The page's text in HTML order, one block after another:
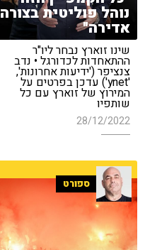
נוהל פוליטית בצורה
אדירה"
שינו זוארץ נבחר ליו"ר
ההתאחדות לכדורגל • נדב
צנציפר ('ידיעות אחרונות',
'ynet') עדכן בפרטים על
המירוץ של זוארץ עם כל
שותפיו
28/12/2022
ספורט